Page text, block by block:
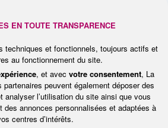
contacter
EN TOUTE TRANSPARENCE
techniques et fonctionnels, toujours actifs et
au fonctionnement du site.
, et avec votre consentement, La
peuvent également déposer des
analyser l’utilisation du site ainsi que vous
des annonces personnalisées et adaptées à
centres d’intérêts.